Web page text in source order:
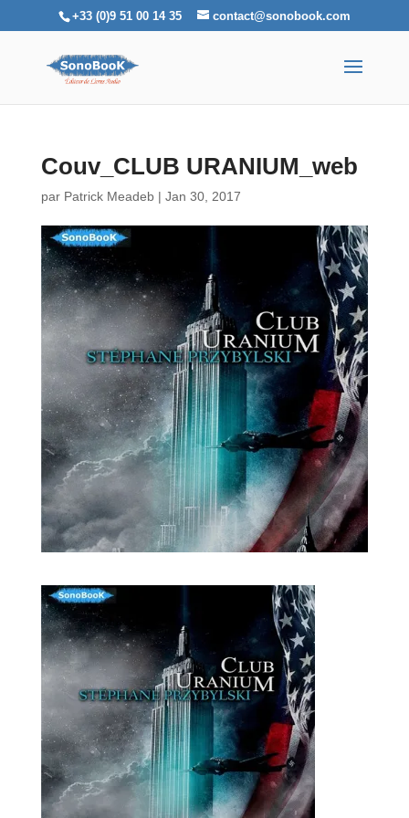
+33 (0)9 51 00 14 35 contact@sonobook.com
Couv_CLUB URANIUM_web
par Patrick Meadeb| Jan 30, 2017